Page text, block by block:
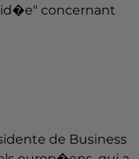
concernant
de Business